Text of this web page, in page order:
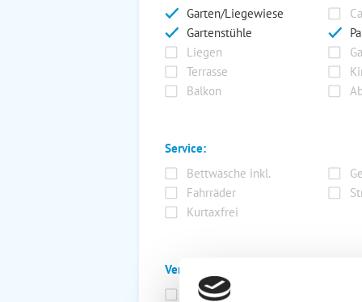
Garten/Liegewiese
Gartenstühle
Liegen
Terrasse
Balkon
Service:
Bettwäsche inkl.
Fahrräder
Kurtaxfrei
Verpflegung:
Brötchenservice